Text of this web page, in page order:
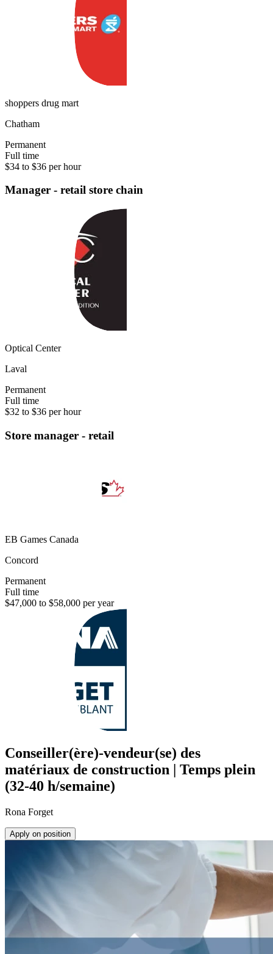
shoppers drug mart
Chatham
Permanent
Full time
$34 to $36 per hour
Manager - retail store chain
Optical Center
Laval
Permanent
Full time
$32 to $36 per hour
Store manager - retail
EB Games Canada
Concord
Permanent
Full time
$47,000 to $58,000 per year
Conseiller(ère)-vendeur(se) des
matériaux de construction | Temps plein
(32-40 h/semaine)
Rona Forget
Apply on position